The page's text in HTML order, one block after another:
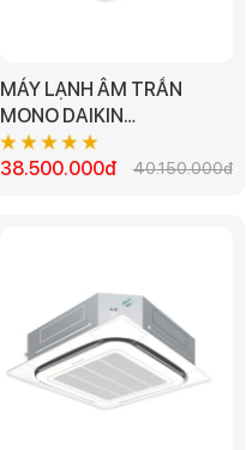
MÁY LẠNH ÂM TRẦN
MONO DAIKIN
FCNQ36MV1/RNQ36MY1
- 4.0HP
38.500.000đ 40.150.000đ